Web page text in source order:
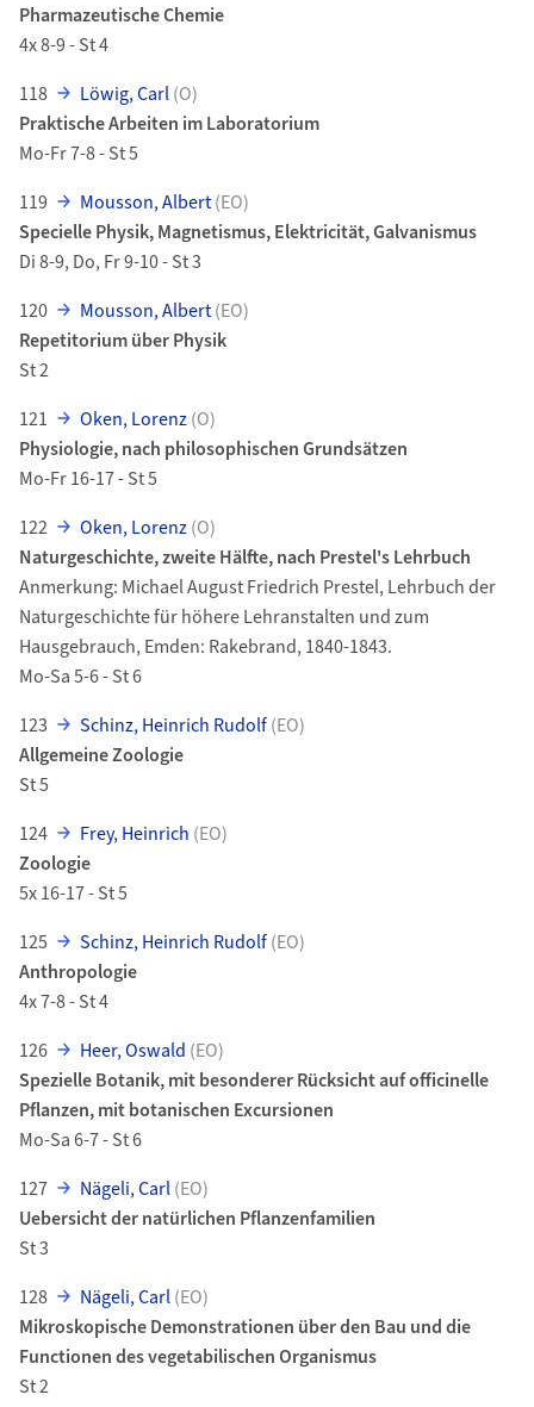
Pharmazeutische Chemie
4x 8-9 - St 4
118
Löwig, Carl(O)
Praktische Arbeiten im Laboratorium
Mo-Fr 7-8 - St 5
119
Mousson, Albert(EO)
Specielle Physik, Magnetismus, Elektricität, Galvanismus
Di 8-9, Do, Fr 9-10 - St 3
120
Mousson, Albert(EO)
Repetitorium über Physik
St 2
121
Oken, Lorenz(O)
Physiologie, nach philosophischen Grundsätzen
Mo-Fr 16-17 - St 5
122
Oken, Lorenz(O)
Naturgeschichte, zweite Hälfte, nach Prestel's Lehrbuch
Anmerkung: Michael August Friedrich Prestel, Lehrbuch der
Naturgeschichte für höhere Lehranstalten und zum
Hausgebrauch, Emden: Rakebrand, 1840-1843.
Mo-Sa 5-6 - St 6
123
Schinz, Heinrich Rudolf(EO)
Allgemeine Zoologie
St 5
124
Frey, Heinrich (EO)
Zoologie
5x 16-17 - St 5
125
Schinz, Heinrich Rudolf(EO)
Anthropologie
4x 7-8 - St 4
126
Heer, Oswald (EO)
Spezielle Botanik, mit besonderer Rücksicht auf officinelle
Pflanzen, mit botanischen Excursionen
Mo-Sa 6-7 - St 6
127
Nägeli, Carl(EO)
Uebersicht der natürlichen Pflanzenfamilien
St 3
128
Nägeli, Carl(EO)
Mikroskopische Demonstrationen über den Bau und die
Functionen des vegetabilischen Organismus
St 2